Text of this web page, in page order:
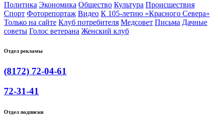
Политика Экономика Общество Культура Происшествия
Спорт Фоторепортаж Видео К 105-летию «Красного Севера»
Только на сайте Клуб потребителя Медсовет Письма Дачные
советы Голос ветерана Женский клуб
Отдел рекламы
(8172) 72-04-61
72-31-41
Отдел подписки